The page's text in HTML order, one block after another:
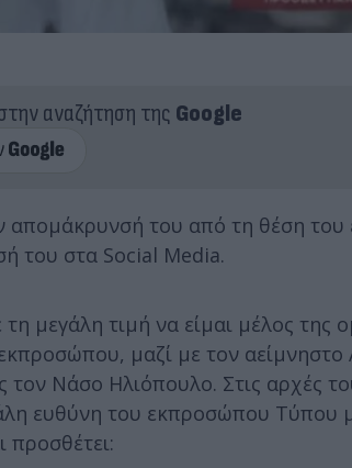
αναζήτηση της Google
απομάκρυνσή του από τη θέση
του στα Social Media.
μεγάλη τιμή να είμαι μέλος της
μαζί με τον αείμνηστο
Νάσο Ηλιόπουλο. Στις αρχές
ευθύνη του εκπροσώπου Τύπου